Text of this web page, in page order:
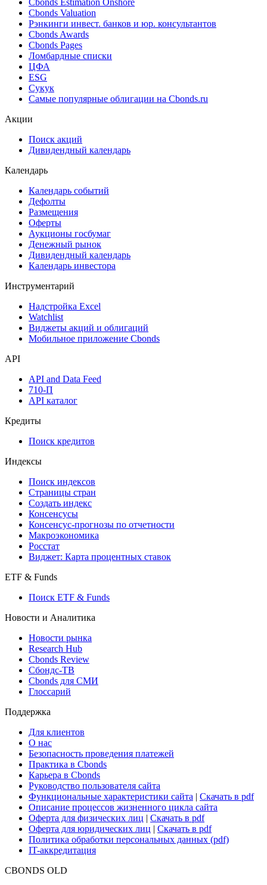
Cbonds Estimation Onshore
Cbonds Valuation
Рэнкинги инвест. банков и юр. консультантов
Cbonds Awards
Cbonds Pages
Ломбардные списки
ЦФА
ESG
Сукук
Самые популярные облигации на Cbonds.ru
Акции
Поиск акций
Дивидендный календарь
Календарь
Календарь событий
Дефолты
Размещения
Оферты
Аукционы госбумаг
Денежный рынок
Дивидендный календарь
Календарь инвестора
Инструментарий
Надстройка Excel
Watchlist
Виджеты акций и облигаций
Мобильное приложение Cbonds
API
API and Data Feed
710-П
API каталог
Кредиты
Поиск кредитов
Индексы
Поиск индексов
Страницы стран
Создать индекс
Консенсусы
Консенсус-прогнозы по отчетности
Макроэкономика
Росстат
Виджет: Карта процентных ставок
ETF & Funds
Поиск ETF & Funds
Новости и Аналитика
Новости рынка
Research Hub
Cbonds Review
Сбондс-ТВ
Cbonds для СМИ
Глоссарий
Поддержка
Для клиентов
О нас
Безопасность проведения платежей
Практика в Cbonds
Карьера в Cbonds
Руководство пользователя сайта
Функциональные характеристики сайта | Скачать в pdf
Описание процессов жизненного цикла сайта
Оферта для физических лиц | Скачать в pdf
Оферта для юридических лиц | Скачать в pdf
Политика обработки персональных данных (pdf)
IT-аккредитация
CBONDS OLD